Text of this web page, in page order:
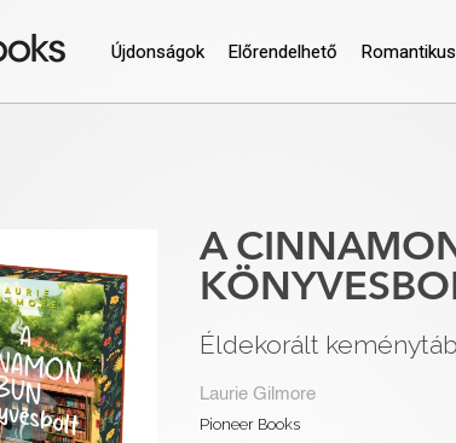
Újdonságok Előrendelhető Romantikus
A
Éldekorált
Laurie Gilmore
Pioneer Books